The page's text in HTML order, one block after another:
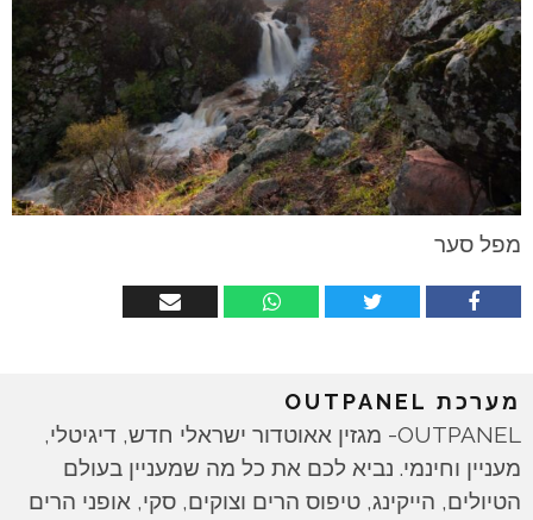
מפל סער
מערכת OUTPANEL
OUTPANEL- מגזין אאוטדור ישראלי חדש, דיגיטלי,
מעניין וחינמי. נביא לכם את כל מה שמעניין בעולם
הטיולים, הייקינג, טיפוס הרים וצוקים, סקי, אופני הרים